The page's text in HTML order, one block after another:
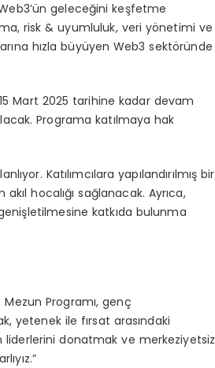
geleceğini keşfetme
risk & uyumluluk, veri yönetimi ve
hızla büyüyen Web3 sektöründe
Mart 2025 tarihine kadar devam
Programa katılmaya hak
Katılımcılara yapılandırılmış bir
hocalığı sağlanacak. Ayrıca,
katkıda bulunma
Programı, genç
yetenek ile fırsat arasındaki
liderlerini donatmak ve merkeziyetsiz